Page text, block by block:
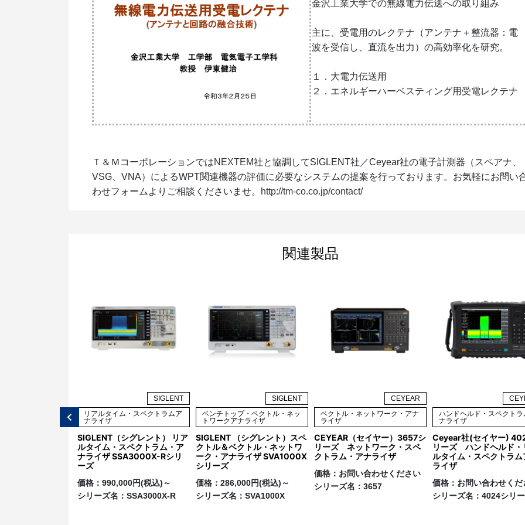
金沢工業大学での無線電力伝送への取り組み
主に、受電用のレクテナ（アンテナ＋整流器：電
波を受信し、直流を出力）の高効率化を研究。
１．大電力伝送用
２．エネルギーハーベスティング用受電レクテナ
Ｔ＆ＭコーポレーションではNEXTEM社と協調してSIGLENT社／Ceyear社の電子計測器（スペアナ、
VSG、VNA）によるWPT関連機器の評価に必要なシステムの提案を行っております。お気軽にお問い
わせフォームよりご相談くださいませ。
http://tm-co.co.jp/contact/
関連製品
SIGLENT
リアルタイム・スペクトラムア
ナライザ
SIGLENT（シグレント） リア
ルタイム・スペクトラム・ア
ナライザ SSA3000X-Rシリ
ーズ
価格： 990,000円(税込)～
シリーズ名： SSA3000X-R
SIGLENT
ベンチトップ・ベクトル・ネッ
トワークアナライザ
SIGLENT （シグレント）スペ
クトル＆ベクトル・ネットワ
ーク・アナライザ SVA1000X
シリーズ
価格： 286,000円(税込)～
シリーズ名： SVA1000X
CEYEAR
ベクトル・ネットワーク・アナ
ライザ
CEYEAR（セイヤー）3657シ
リーズ ネットワーク・スペ
クトラム・アナライザ
価格： お問い合わせください
シリーズ名： 3657
ハンドヘルド・スペクトラ
ナライザ
Ceyear社(セイヤー)
リーズ ハンドヘルド・
ルタイム・スペクトラム
ライザ
価格： お問い合わせくだ
シリーズ名： 4024シリ